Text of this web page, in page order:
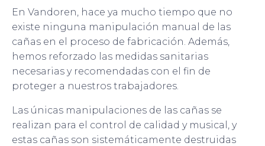
En Vandoren, hace ya mucho tiempo que no
existe ninguna manipulación manual de las
cañas en el proceso de fabricación. Además,
hemos reforzado las medidas sanitarias
necesarias y recomendadas con el fin de
proteger a nuestros trabajadores.
Las únicas manipulaciones de las cañas se
realizan para el control de calidad y musical, y
estas cañas son sistemáticamente destruidas